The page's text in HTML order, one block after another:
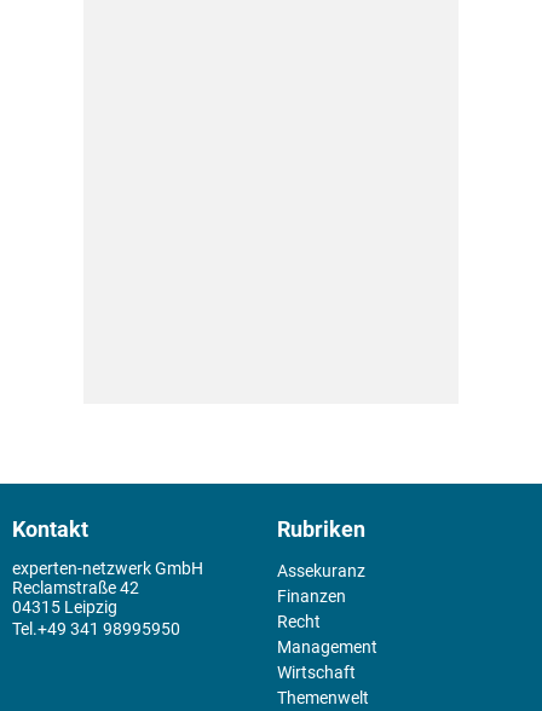
Kontakt
experten-netzwerk GmbH
Reclamstraße 42
04315 Leipzig
+49 341 98995950
Rubriken
Assekuranz
Finanzen
Recht
Management
Wirtschaft
Themenwelt